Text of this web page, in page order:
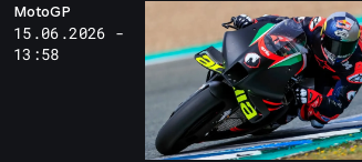
MotoGP
15.06.2026 -
13:58